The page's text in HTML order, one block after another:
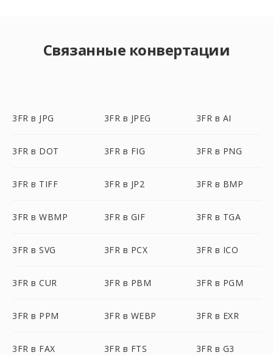
Связанные конвертации
3FR в JPG 3FR в JPEG 3FR в AI
3FR в DOT 3FR в FIG 3FR в PNG
3FR в TIFF 3FR в JP2 3FR в BMP
3FR в WBMP 3FR в GIF 3FR в TGA
3FR в SVG 3FR в PCX 3FR в ICO
3FR в CUR 3FR в PBM 3FR в PGM
3FR в PPM 3FR в WEBP 3FR в EXR
3FR в FAX 3FR в FTS 3FR в G3